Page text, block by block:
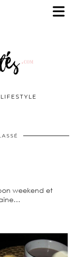
weekend et